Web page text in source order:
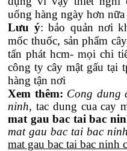
uống hàng ngày hơn
Lưu ý: bảo quản nơi
mốc thuốc, sản phẩm
tấn phát hcm- mọi chi
công ty cây mật gấu tại
hàng tận nơi
Xem thêm: Cong dung
ninh, tac dung cua cay
mat gau bac tai bac
mat gau bac tai bac
mat gau bac tai bac ninh